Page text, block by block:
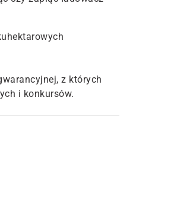
z których
i konkursów.